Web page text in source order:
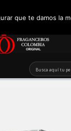
que te damos la